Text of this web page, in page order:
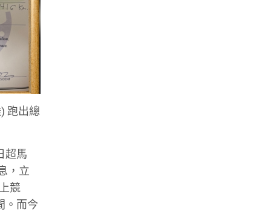
跑出總
超馬
，立
競
。而今